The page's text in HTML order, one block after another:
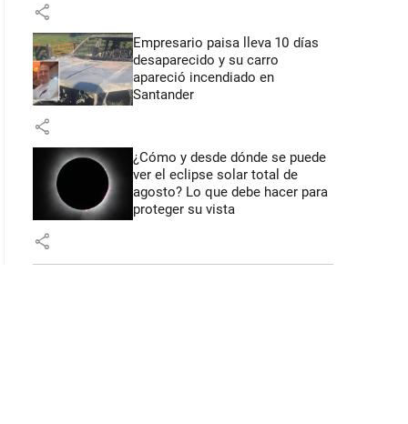
share
Empresario paisa lleva 10 días
desaparecido y su carro
apareció incendiado en
Santander
share
¿Cómo y desde dónde se puede
ver el eclipse solar total de
agosto? Lo que debe hacer para
proteger su vista
share